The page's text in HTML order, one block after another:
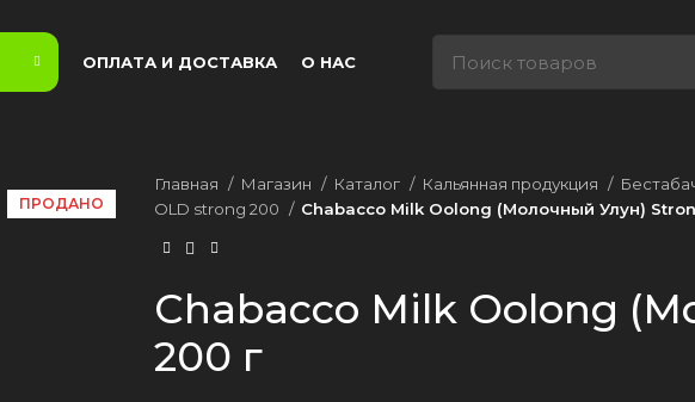
ОПЛАТА И ДОСТАВКА О НАС
ПРОДАНО
Главная
Магазин Каталог Кальянная продукция
OLD strong 200
Chabacco Milk Oolong (Молочный Улун)
Chabacco Milk Oolong
200 г